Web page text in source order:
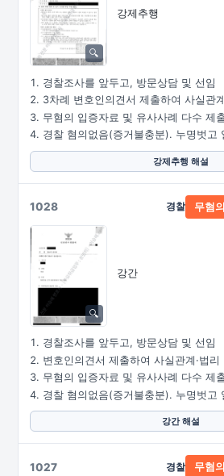
강제추행
경찰조사를 앞두고, 방문상담 및 선임
3차례 변호인의견서 제출하여 사실관
무혐의 입증자료 및 유사사례 다수 제
경찰 혐의없음(증거불충분). 누명벗고
강제추행 해설
1028
강간
경찰 무혐
경찰조사를 앞두고, 방문상담 및 선임
변호인의견서 제출하여 사실관계·법리
무혐의 입증자료 및 유사사례 다수 제
경찰 혐의없음(증거불충분). 누명벗고
강간 해설
1027 경찰 무혐